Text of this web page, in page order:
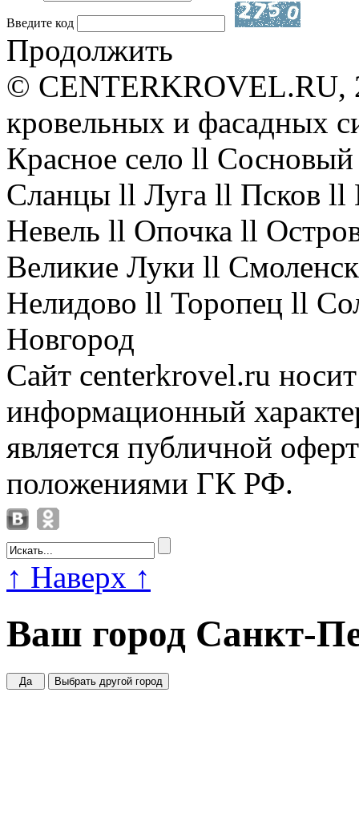
Введите код
Продолжить
© CENTERKROVEL.RU,
кровельных и фасадных
Красное село ll
Сланцы ll Луга ll Псков
Невель ll Опочка ll
Великие Луки ll
Нелидово ll Торопец ll
Новгород
Сайт centerkrovel.ru
информационный
является публичной
положениями ГК РФ.
↑ Наверх ↑
Ваш город Санкт-
Да Выбрать другой город